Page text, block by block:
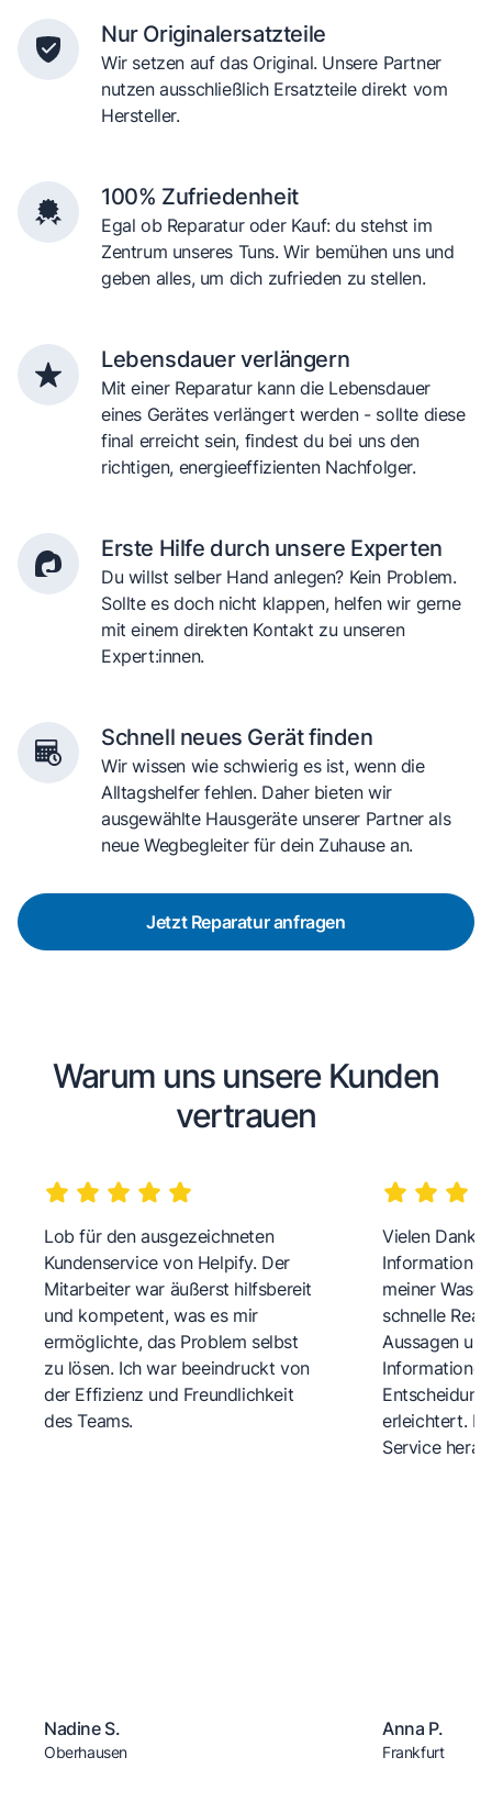
Nur Originalersatzteile
Wir setzen auf das Original. Unsere Partner
nutzen ausschließlich Ersatzteile direkt vom
Hersteller.
100% Zufriedenheit
Egal ob Reparatur oder Kauf: du stehst im
Zentrum unseres Tuns. Wir bemühen uns und
geben alles, um dich zufrieden zu stellen.
Lebensdauer verlängern
Mit einer Reparatur kann die Lebensdauer
eines Gerätes verlängert werden - sollte diese
final erreicht sein, findest du bei uns den
richtigen, energieeffizienten Nachfolger.
Erste Hilfe durch unsere Experten
Du willst selber Hand anlegen? Kein Problem.
Sollte es doch nicht klappen, helfen wir gerne
mit einem direkten Kontakt zu unseren
Expert:innen.
Schnell neues Gerät finden
Wir wissen wie schwierig es ist, wenn die
Alltagshelfer fehlen. Daher bieten wir
ausgewählte Hausgeräte unserer Partner als
neue Wegbegleiter für dein Zuhause an.
Jetzt Reparatur anfragen
Warum uns unsere Kunden
vertrauen
Lob für den ausgezeichneten
Kundenservice von Helpify. Der
Mitarbeiter war äußerst hilfsbereit
und kompetent, was es mir
ermöglichte, das Problem selbst
zu lösen. Ich war beeindruckt von
der Effizienz und Freundlichkeit
des Teams.
Nadine S.
Oberhausen
Vielen Dank
meiner
schnelle
Aussagen
erleichtert.
Service
Anna P.
Frankfurt